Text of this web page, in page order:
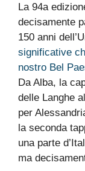
La 94a
decisamente
150 anni
significative
nostro Bel
Da Alba, la
delle Langhe
per
la seconda
una parte
ma